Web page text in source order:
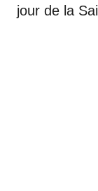
jour de la